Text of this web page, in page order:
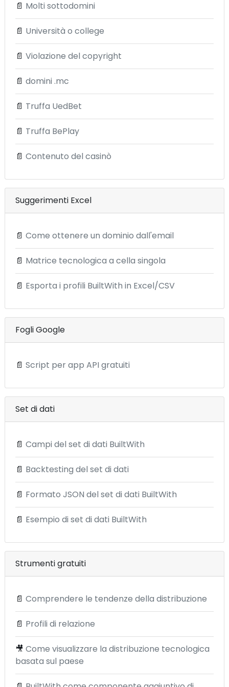
📄 Molti sottodomini
📄 Università o college
📄 Violazione del copyright
📄 domini .mc
📄 Truffa UedBet
📄 Truffa BePlay
📄 Contenuto del casinò
Suggerimenti Excel
📄 Come ottenere un dominio dall'email
📄 Matrice tecnologica a cella singola
📄 Esporta i profili BuiltWith in Excel/CSV
Fogli Google
📄 Script per app API gratuiti
Set di dati
📄 Campi del set di dati BuiltWith
📄 Backtesting del set di dati
📄 Formato JSON del set di dati BuiltWith
📄 Esempio di set di dati BuiltWith
Strumenti gratuiti
📄 Comprendere le tendenze della distribuzione
📄 Profili di relazione
🎥 Come visualizzare la distribuzione tecnologica
basata sul paese